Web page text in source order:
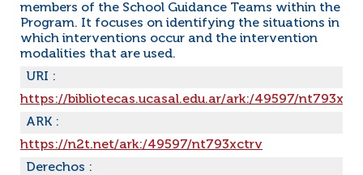
members of the School Guidance Teams within the
Program. It focuses on identifying the situations in
which interventions occur and the intervention
modalities that are used.
URI :
https://bibliotecas.ucasal.edu.ar/ark:/49597/
ARK :
https://n2t.net/ark:/49597/nt793xctrv
Derechos :